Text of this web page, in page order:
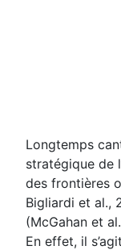
Longtemps
stratégique de
des frontières
Bigliardi et al.,
(McGahan et
En effet, il